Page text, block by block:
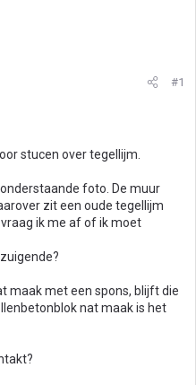
#1
stucen over tegellijm.
foto. De muur
zit een oude tegellijm
ik me af of ik moet
maak met een spons, blijft die
nat maak is het